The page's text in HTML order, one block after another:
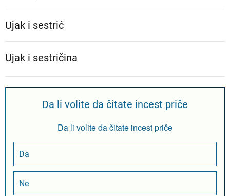
Ujak i sestrić
Ujak i sestričina
Da li volite da čitate incest priče
Da li volite da čitate incest priče
Da
Ne